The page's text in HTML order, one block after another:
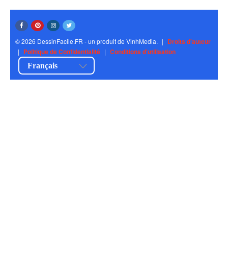
© 2026 DessinFacile.FR - un produit de VinhMedia. | Droits d'auteur
| Politique de Confidentialité | Conditions d'utilisation
Français